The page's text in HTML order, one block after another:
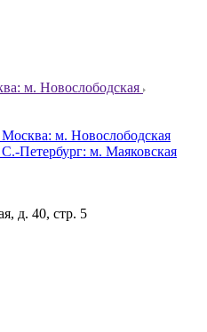
м. Новослободская
Москва: м. Новослободская
С.-Петербург: м. Маяковская
д. 40, стр. 5